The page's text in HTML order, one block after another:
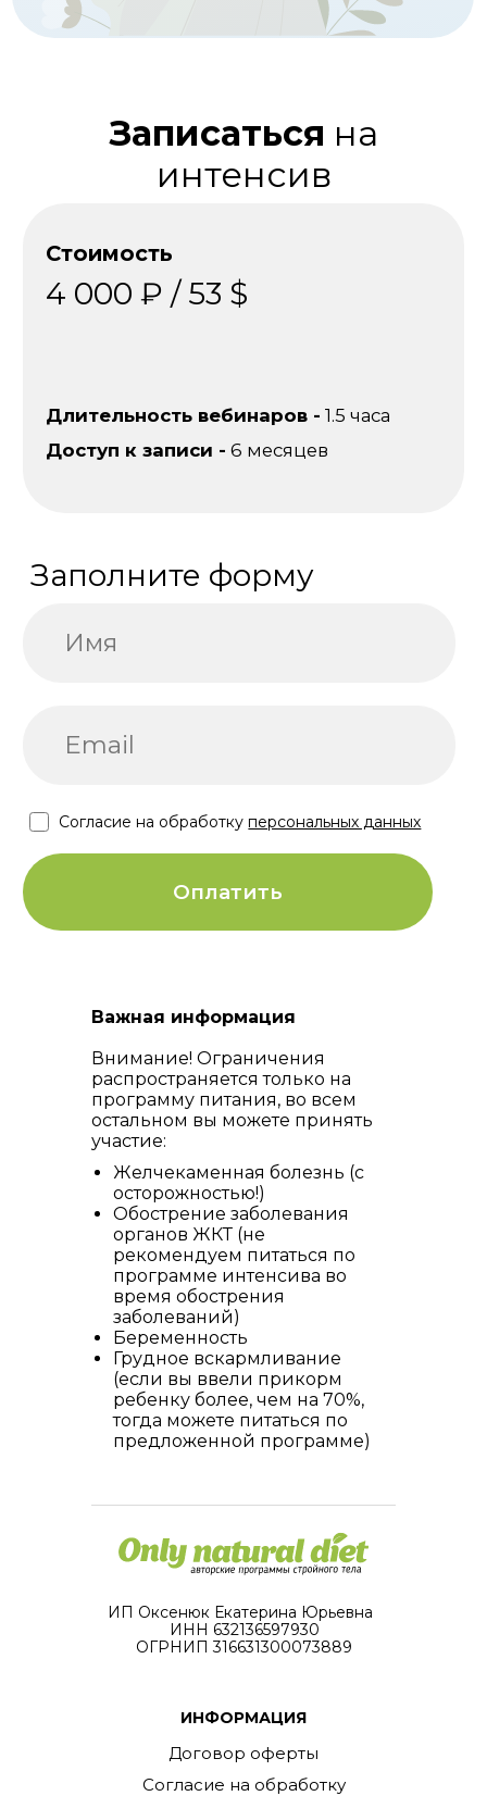
Важная информация
Внимание! Ограничения
распространяется только на
программу питания, во всем
остальном вы можете принять
участие:
Желчекаменная болезнь (с
осторожностью!)
Обострение заболевания
органов ЖКТ (не
рекомендуем питаться по
программе интенсива во
время обострения
заболеваний)
Беременность
Грудное вскармливание
(если вы ввели прикорм
ребенку более, чем на 70%,
тогда можете питаться по
предложенной программе)
ИП Оксенюк Екатерина Юрьевна
ИНН 632136597930
ОГРНИП 316631300073889
ИНФОРМАЦИЯ
Договор оферты
Согласие на обработку